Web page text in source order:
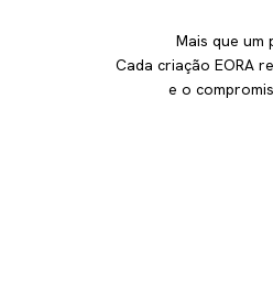
Mais que um
Cada criação EORA
e o